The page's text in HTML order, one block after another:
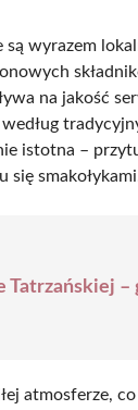
wyrazem
na jakość
istotna –
–
atmosferze,